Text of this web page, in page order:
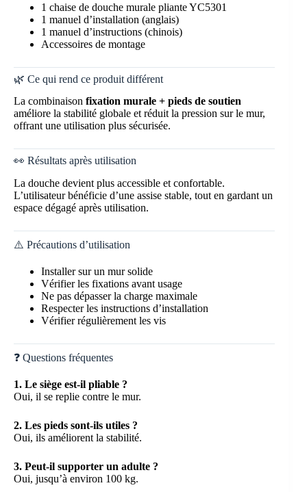
1 chaise de douche murale pliante YC5301
1 manuel d’installation (anglais)
1 manuel d’instructions (chinois)
Accessoires de montage
🌿 Ce qui rend ce produit différent
La combinaison fixation murale + pieds de soutien
améliore la stabilité globale et réduit la pression sur le mur,
offrant une utilisation plus sécurisée.
👀 Résultats après utilisation
La douche devient plus accessible et confortable.
L’utilisateur bénéficie d’une assise stable, tout en gardant un
espace dégagé après utilisation.
⚠️ Précautions d’utilisation
Installer sur un mur solide
Vérifier les fixations avant usage
Ne pas dépasser la charge maximale
Respecter les instructions d’installation
Vérifier régulièrement les vis
❓ Questions fréquentes
1. Le siège est-il pliable ?
Oui, il se replie contre le mur.
2. Les pieds sont-ils utiles ?
Oui, ils améliorent la stabilité.
3. Peut-il supporter un adulte ?
Oui, jusqu’à environ 100 kg.